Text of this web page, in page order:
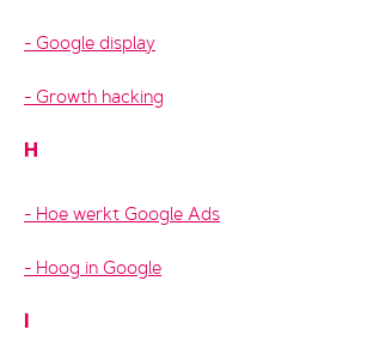
Google display
Growth hacking
H
Hoe werkt Google Ads
Hoog in Google
I